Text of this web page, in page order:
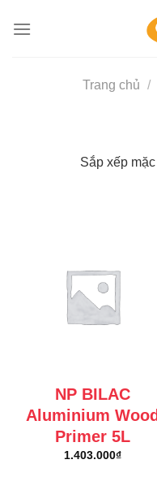
Trang chủ /
NP BILAC
Aluminium Wood
Primer 5L
1.403.000₫